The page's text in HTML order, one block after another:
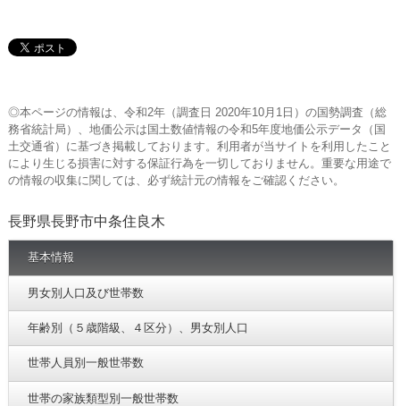
◎本ページの情報は、令和2年（調査日 2020年10月1日）の国勢調査（総
務省統計局）、地価公示は国土数値情報の令和5年度地価公示データ（国
土交通省）に基づき掲載しております。利用者が当サイトを利用したこと
により生じる損害に対する保証行為を一切しておりません。重要な用途で
の情報の収集に関しては、必ず統計元の情報をご確認ください。
長野県長野市中条住良木
基本情報
男女別人口及び世帯数
年齢別（５歳階級、４区分）、男女別人口
世帯人員別一般世帯数
世帯の家族類型別一般世帯数